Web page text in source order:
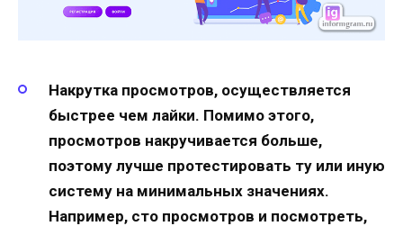
Накрутка просмотров, осуществляется
быстрее чем лайки. Помимо этого,
просмотров накручивается больше,
поэтому лучше протестировать ту или иную
систему на минимальных значениях.
Например, сто просмотров и посмотреть,